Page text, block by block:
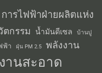
การไฟฟ้าฝ่ายผลิตแห่ง
ตกรรม น้ำมันดีเซล บ้านปู
ฟ้า ฝุ่น PM 2.5 พลังงาน
านสะอาด